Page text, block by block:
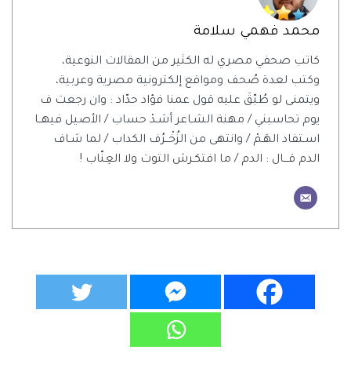
محمد فهمي سلامة
كاتب صحفي مصري له الكثير من المقالات النوعية،
وكتب لعدة صُحف ومواقع إلكترونية مصرية وعربية،
ويتمنى لو طُبّقَ عليه قول عمنا فؤاد حدّاد : وان رجعت ف
يوم تحاسبني / مهنة الشـاعر أشـدْ حساب / الأصيل فيهــا
اسـتفاد الهَـمْ / وانتهى من الزُخْــرُف الكداب / لما شـاف
الدم قـــال : الدم / ما افتكـرش التوت ولا العِنّاب !